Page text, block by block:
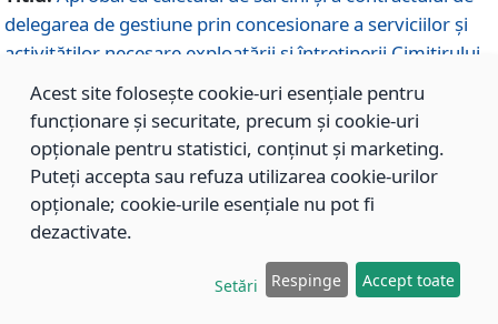
delegarea de gestiune prin concesionare a serviciilor şi
activităţilor necesare exploatării şi întreţinerii Cimitirului
Municipal Braşov situat în str. Dimitrie Anghel nr. 19.
564/29.11.2013
Titlu: Completarea şi modificarea H.C.L. nr. 446/2013,
care s-a aprobat studiul de fundamentare pentru
Acest site folosește cookie-uri esențiale pentru
funcționare și securitate, precum și cookie-uri
opționale pentru statistici, conținut și marketing.
Puteți accepta sau refuza utilizarea cookie-urilor
opționale; cookie-urile esențiale nu pot fi
dezactivate.
Setări Respinge Accept toate